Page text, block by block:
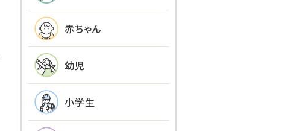
赤ちゃん
幼児
小学生